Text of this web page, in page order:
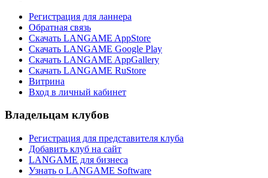
Регистрация для ланнера
Обратная связь
Скачать LANGAME AppStore
Скачать LANGAME Google Play
Скачать LANGAME AppGallery
Скачать LANGAME RuStore
Витрина
Вход в личный кабинет
Владельцам клубов
Регистрация для представителя клуба
Добавить клуб на сайт
LANGAME для бизнеса
Узнать о LANGAME Software